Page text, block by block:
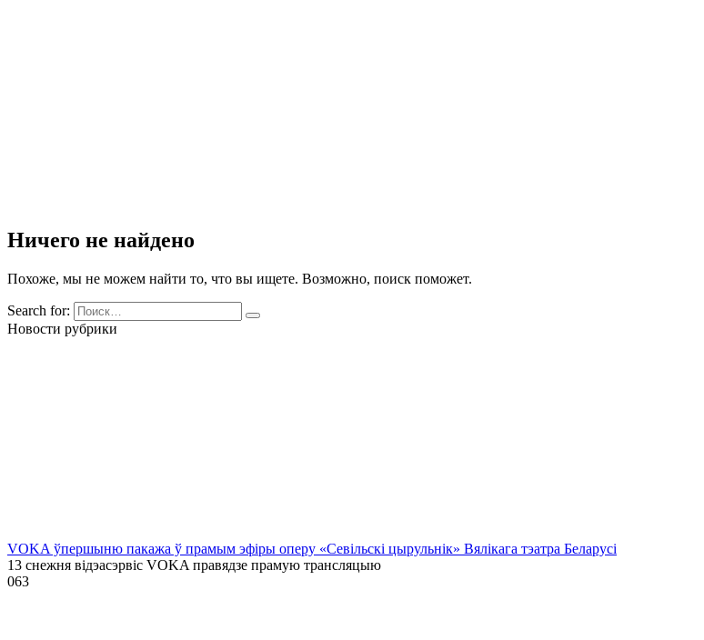
Ничего не найдено
Похоже, мы не можем найти то, что вы ищете. Возможно, поиск поможет.
Search for:
Новости рубрики
VOKA ўпершыню пакажа ў прамым эфіры оперу «Севільскі цырульнік» Вялікага тэатра Беларусі
13 снежня відэасэрвіс VOKA правядзе прамую трансляцыю
063